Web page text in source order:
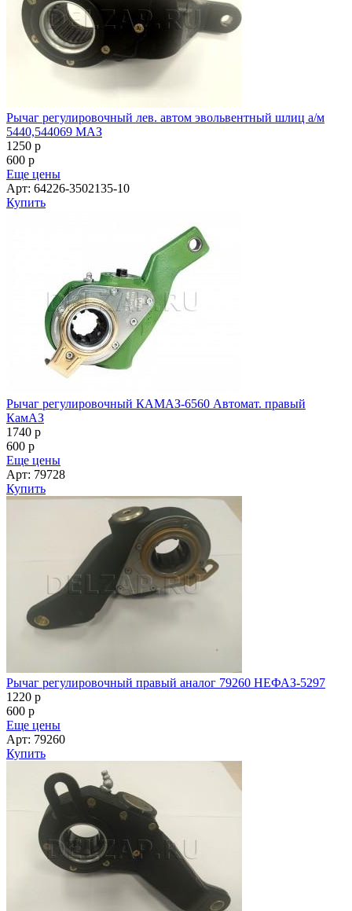
Рычаг регулировочный лев. автом эвольвентный шлиц а/м
5440,544069 МАЗ
1250 p
600 p
Еще цены
Арт: 64226-3502135-10
Купить
Рычаг регулировочный КАМАЗ-6560 Автомат. правый
КамАЗ
1740 p
600 p
Еще цены
Арт: 79728
Купить
Рычаг регулировочный правый аналог 79260 НЕФАЗ-5297
1220 p
600 p
Еще цены
Арт: 79260
Купить